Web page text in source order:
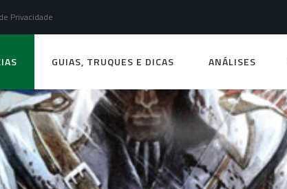
Privacidade
GUIAS, TRUQUES E DICAS ANÁLISES